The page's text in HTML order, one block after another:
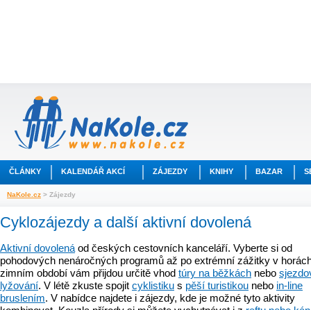
ČLÁNKY KALENDÁŘ AKCÍ ZÁJEZDY KNIHY BAZAR
NaKole.cz > Zájezdy
Cyklozájezdy a další aktivní dovolená
Aktivní dovolená od českých cestovních kanceláří. Vyberte si od
pohodových nenáročných programů až po extrémní zážitky v
zimním období vám přijdou určitě vhod túry na běžkách nebo
lyžování. V létě zkuste spojit cyklistiku s pěší turistikou nebo in-line
bruslením. V nabídce najdete i zájezdy, kde je možné tyto aktivity